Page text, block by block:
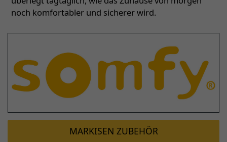
noch komfortabler und sicherer wird.
MARKISEN ZUBEHÖR